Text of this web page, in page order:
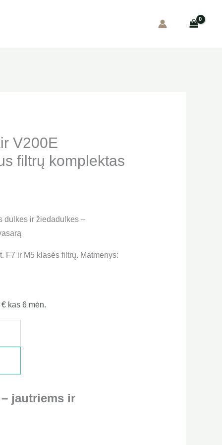
V200E
filtrų komplektas
dulkes ir žiedadulkes –
F7 ir M5 klasės filtrų. Matmenys:
€ kas 6 mėn.
jautriems ir